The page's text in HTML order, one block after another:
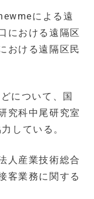
による遠
における遠隔区
おける遠隔区民
について、国
究科中尾研究室
している。
人産業技術総合
客業務に関する